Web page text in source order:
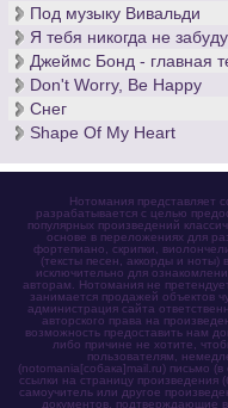
Под музыку Вивальди
Я тебя никогда не забуду
Джеймс Бонд - главная
Don't Worry, Be Happy
Снег
Shape Of My Heart
Нотомания представляет
разрабатывается с целью
популярных произведений
основе в переложениях для
фортепиано, скрипки,
(тексты песен, аккорды и ноты)
исключительно для
авторам. Нотомания не
занимается продажей объектов
администрация сайта
авторского права на
возможность предоставить нам
либо причине не хотите,
пользователям,
(notomania[собака]mail.ru) письмо
ссылки на страницу произведения
самоучитель или другое
документов, подтверждающие